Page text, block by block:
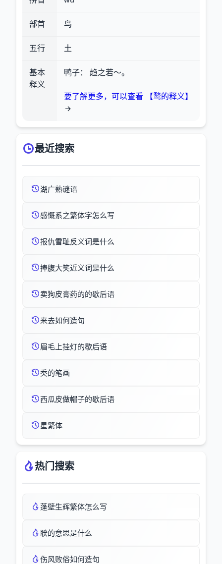
部首 鸟
五行 土
基本
释义
鸭子： 趋之若～。
要了解更多，可以查看 【鹜的释义】
最近搜索
湖广熟谜语
感慨系之繁体字怎么写
报仇雪耻反义词是什么
捧腹大笑近义词是什么
卖狗皮膏药的的歇后语
来去如何造句
眉毛上挂灯的歇后语
秂的笔画
西瓜皮做帽子的歇后语
星繁体
热门搜索
蓬壁生辉繁体怎么写
聧的意思是什么
伤风败俗如何造句